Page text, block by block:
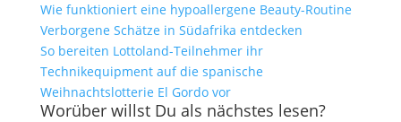
Wie funktioniert eine hypoallergene Beauty-Routine
Verborgene Schätze in Südafrika entdecken
So bereiten Lottoland-Teilnehmer ihr
Technikequipment auf die spanische
Weihnachtslotterie El Gordo vor
Worüber willst Du als nächstes lesen?